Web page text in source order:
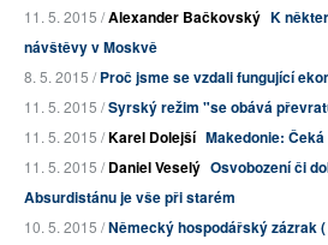
11. 5. 2015 /Alexander Bačkovský K
návštěvy v Moskvě
8. 5. 2015 /Proč jsme se vzdali fungující
11. 5. 2015 /Syrský režim "se obává
11. 5. 2015 /Karel Dolejší Makedonie:
11. 5. 2015 /Daniel Veselý Osvobození či
Absurdistánu je vše při starém
10. 5. 2015 /Německý hospodářský zázrak (